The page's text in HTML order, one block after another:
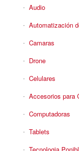
Audio
Automatización
Camaras
Drone
Celulares
Accesorios para
Computadoras
Tablets